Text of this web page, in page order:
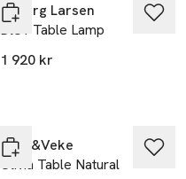
Dyberg Larsen
Dl31 Table Lamp
1 920 kr
Watt&Veke
Olivia Table Natural